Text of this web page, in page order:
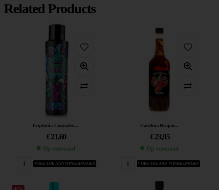
Related Products
Euphoria Cannabis...
€21,60
Op voorraad
VOEG TOE AAN WINKELWAGEN
Carolina Reaper...
€23,95
Op voorraad
VOEG TOE AAN WINKELWAGEN